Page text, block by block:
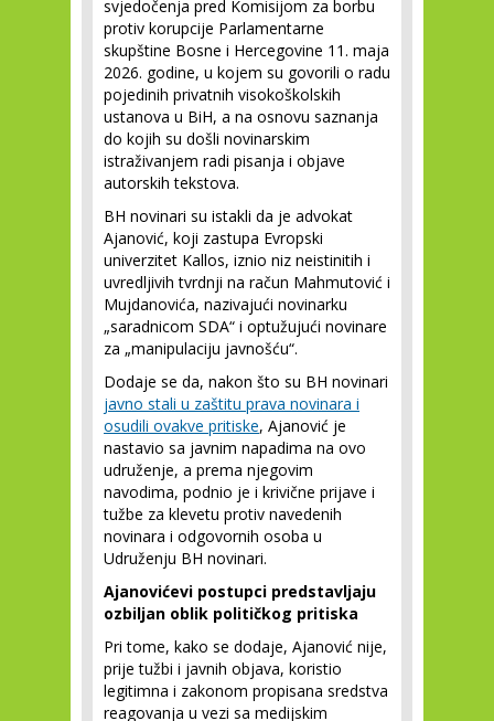
svjedočenja pred Komisijom za borbu
protiv korupcije Parlamentarne
skupštine Bosne i Hercegovine 11. maja
2026. godine, u kojem su govorili o radu
pojedinih privatnih visokoškolskih
ustanova u BiH, a na osnovu saznanja
do kojih su došli novinarskim
istraživanjem radi pisanja i objave
autorskih tekstova.
BH novinari su istakli da je advokat
Ajanović, koji zastupa Evropski
univerzitet Kallos, iznio niz neistinitih i
uvredljivih tvrdnji na račun Mahmutović i
Mujdanovića, nazivajući novinarku
„saradnicom SDA“ i optužujući novinare
za „manipulaciju javnošću“.
Dodaje se da, nakon što su BH novinari
javno stali u zaštitu prava novinara i
osudili ovakve pritiske, Ajanović je
nastavio sa javnim napadima na ovo
udruženje, a prema njegovim
navodima, podnio je i krivične prijave i
tužbe za klevetu protiv navedenih
novinara i odgovornih osoba u
Udruženju BH novinari.
Ajanovićevi postupci predstavljaju
ozbiljan oblik političkog pritiska
Pri tome, kako se dodaje, Ajanović nije,
prije tužbi i javnih objava, koristio
legitimna i zakonom propisana sredstva
reagovanja u vezi sa medijskim